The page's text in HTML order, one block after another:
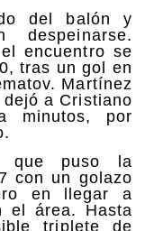
del balón y
encuentro se
tras un gol en
Martínez
a Cristiano
minutos, por
que puso la
con un golazo
en llegar a
el área. Hasta
triplete de